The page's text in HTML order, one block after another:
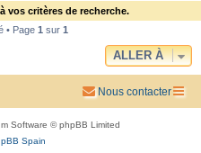
h
vos critères de recherche.
• Page 1sur 1
ALLER À
Nous contacter
Software © phpBB Limited
Spain